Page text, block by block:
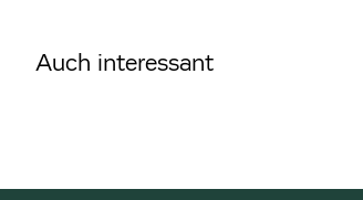
Auch interessant